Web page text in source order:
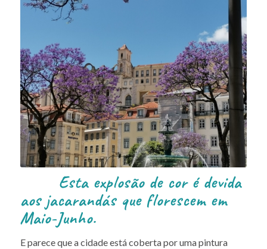
Esta explosão de cor é devida
aos jacarandás que florescem em
Maio-Junho.
E parece que a cidade está coberta por uma pintura